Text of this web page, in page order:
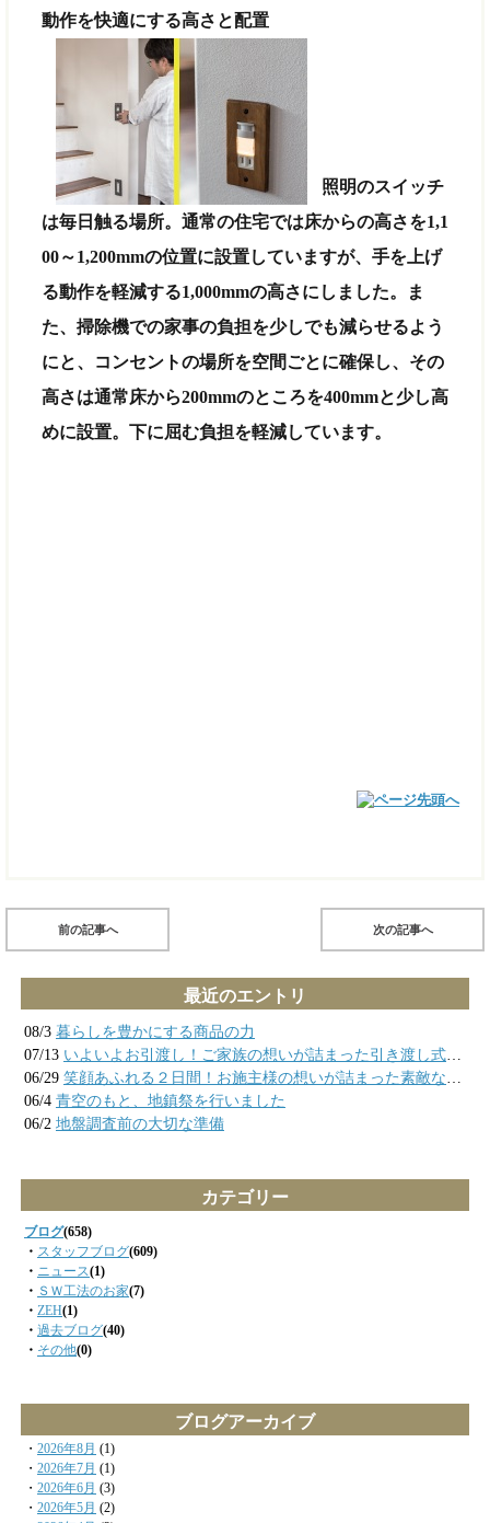
動作を快適にする高さと配置
照明のスイッチ
は毎日触る場所。通常の住宅では床からの高さを1,1
00～1,200mmの位置に設置していますが、手を上げ
る動作を軽減する1,000mmの高さにしました。ま
た、掃除機での家事の負担を少しでも減らせるよう
にと、コンセントの場所を空間ごとに確保し、その
高さは通常床から200mmのところを400mmと少し高
めに設置。下に屈む負担を軽減しています。
前の記事へ 次の記事へ
最近のエントリ
08/3 暮らしを豊かにする商品の力
07/13 いよいよお引渡し！ご家族の想いが詰まった引き渡し式の様子
06/29 笑顔あふれる２日間！お施主様の想いが詰まった素敵なお家が完成しました
06/4 青空のもと、地鎮祭を行いました
06/2 地盤調査前の大切な準備
カテゴリー
ブログ(658)
・ スタッフブログ(609)
・ ニュース(1)
・ ＳＷ工法のお家(7)
・ ZEH(1)
・ 過去ブログ(40)
・ その他(0)
ブログアーカイブ
・ 2026年8月 (1)
・ 2026年7月 (1)
・ 2026年6月 (3)
・ 2026年5月 (2)